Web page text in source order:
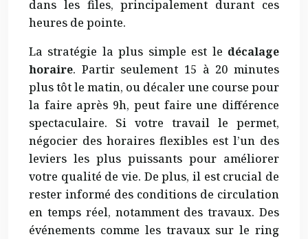
dans les files, principalement durant ces
heures de pointe.
La stratégie la plus simple est le décalage
horaire. Partir seulement 15 à 20 minutes
plus tôt le matin, ou décaler une course pour
la faire après 9h, peut faire une différence
spectaculaire. Si votre travail le permet,
négocier des horaires flexibles est l’un des
leviers les plus puissants pour améliorer
votre qualité de vie. De plus, il est crucial de
rester informé des conditions de circulation
en temps réel, notamment des travaux. Des
événements comme les travaux sur le ring